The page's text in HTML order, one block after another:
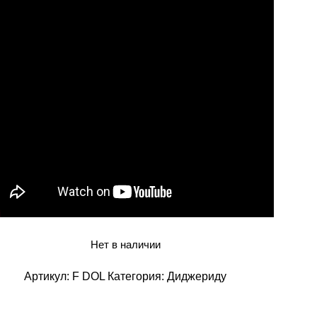
Нет в наличии
Артикул: F DOL Категория: Диджериду